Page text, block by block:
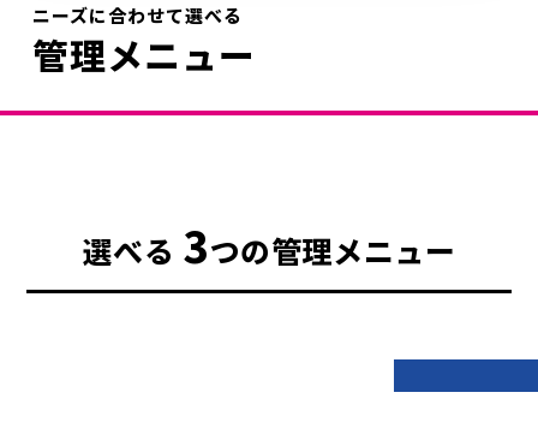
ニーズに合わせて選べる
管理メニュー
選べる 3つの管理メニュー